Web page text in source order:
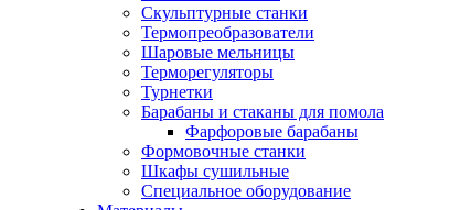
Скульптурные станки
Термопреобразователи
Шаровые мельницы
Терморегуляторы
Турнетки
Барабаны и стаканы для помола
Фарфоровые барабаны
Формовочные станки
Шкафы сушильные
Специальное оборудование